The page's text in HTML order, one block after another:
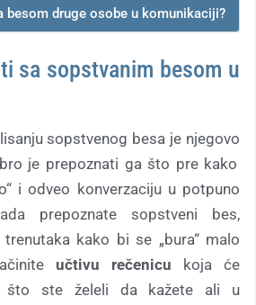
besom druge osobe u komunikaciji?
sa sopstvanim besom u
sopstvenog besa je njegovo
je prepoznati ga što pre kako
i odveo konverzaciju u potpuno
prepoznate sopstveni bes,
kako bi se „bura“ malo
učtivu rečenicu koja će
što ste želeli da kažete ali u